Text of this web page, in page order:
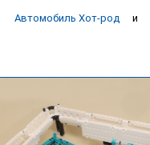
Автомобиль Хот-род и